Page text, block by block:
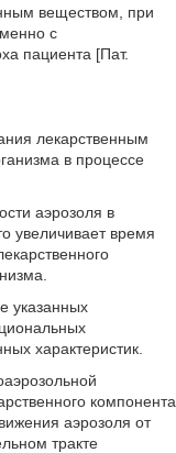
веществом, при
с
пациента [Пат.
лекарственным
в процессе
аэрозоля в
увеличивает время
указанных
характеристик.
компонента
аэрозоля от
тракте